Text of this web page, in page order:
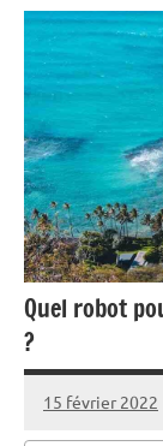
Quel robot
?
15 février 2022